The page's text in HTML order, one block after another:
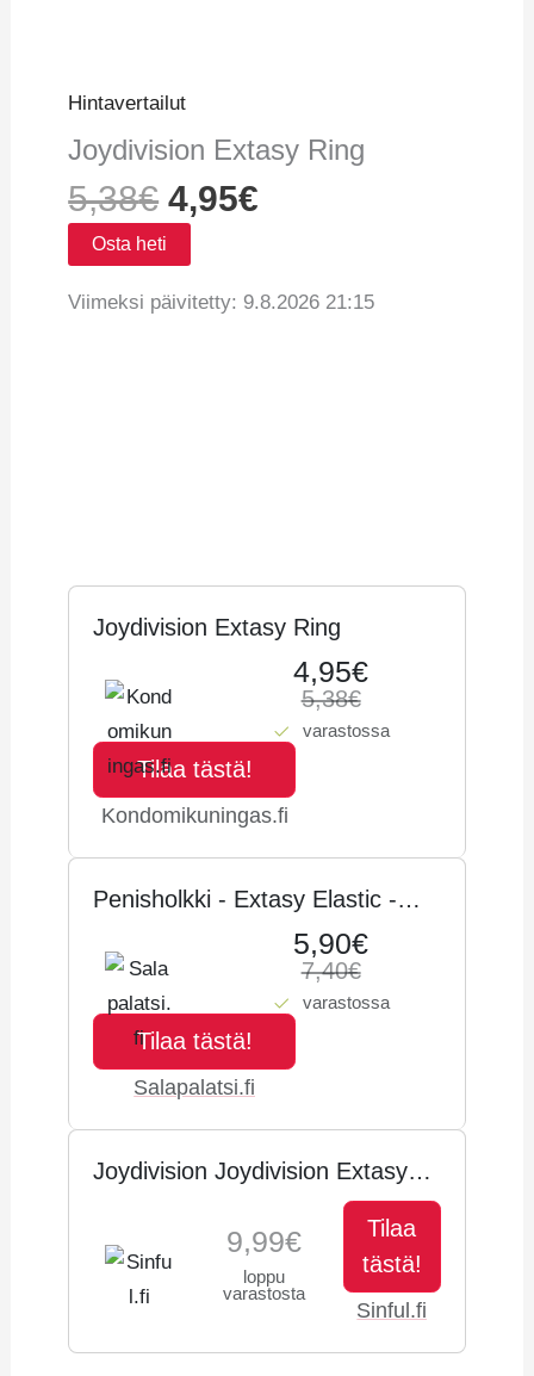
Hintavertailut
Joydivision Extasy Ring
5,38€ 4,95€
Osta heti
Viimeksi päivitetty: 9.8.2026 21:15
Joydivision Extasy Ring
4,95€
5,38€
varastossa
Tilaa tästä!
Kondomikuningas.fi
Penisholkki - Extasy Elastic -
5,90€
7,40€
varastossa
Tilaa tästä!
Salapalatsi.fi
Jo­y­di­vi­sion Joydivision Extasy
Ring Holkki 4 cm - Kir­kas
9,99€
loppu
varastosta
Tilaa
tästä!
Sinful.fi